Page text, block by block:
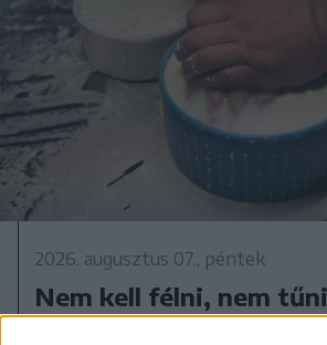
2026. augusztus 07., péntek
Nem kell félni, nem
kecskesajt és juhtúró